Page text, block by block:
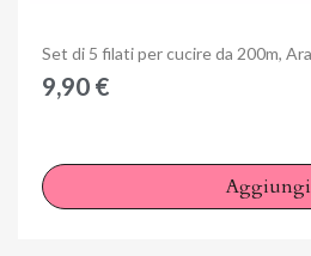
Anteprima
9,90 €
Aggiungi